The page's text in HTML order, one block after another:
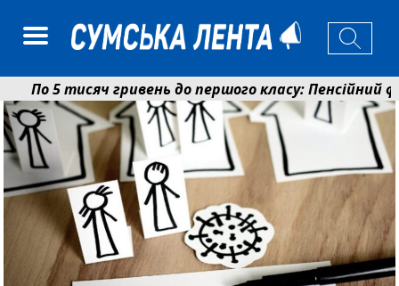
По 5 тисяч гривень до першого класу: Пенсійний
Ніколаєнко: у Сумах погодили 115 компенсацій на